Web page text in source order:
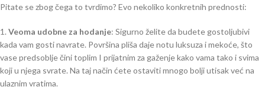
Pitate se zbog čega to tvrdimo? Evo nekoliko konkretnih prednosti:
1. Veoma udobne za hodanje: Sigurno želite da budete gostoljubivi
kada vam gosti navrate. Površina pliša daje notu luksuza i mekoće, što
vase predsoblje čini toplim I prijatnim za gaženje kako vama tako i svima
koji u njega svrate. Na taj način ćete ostaviti mnogo bolji utisak već na
ulaznim vratima.